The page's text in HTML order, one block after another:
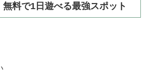
料で1日遊べる最強スポット